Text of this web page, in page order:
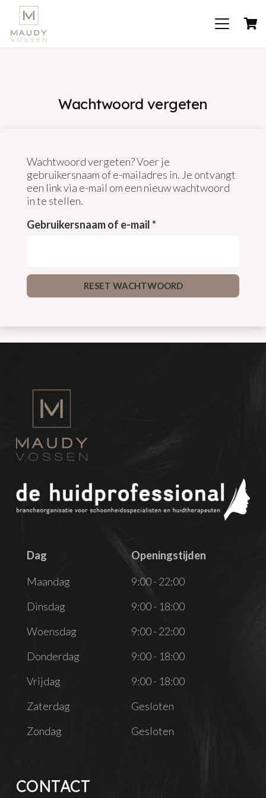
Wachtwoord vergeten
Wachtwoord vergeten? Voer je
gebruikersnaam of e-mailadres in. Je ontvangt
een link via e-mail om een nieuw wachtwoord
in te stellen.
Gebruikersnaam of e-mail*Vereist
RESET WACHTWOORD
Dag
Openingstijden
Dag
Openingstijden
Maandag
9:00 - 22:00
Dinsdag
9:00 - 18:00
Woensdag
9:00 - 22:00
Donderdag
9:00 - 18:00
Vrijdag
9:00 - 18:00
Zaterdag
Gesloten
Zondag
Gesloten
CONTACT